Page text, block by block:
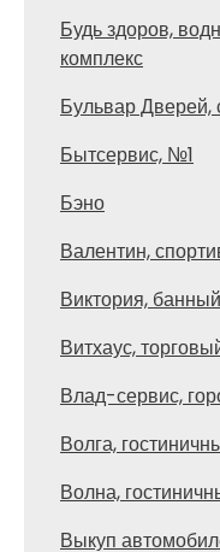
Будь здоров,
комплекс
Бульвар Дверей,
Бытсервис, №1
Бэно
Валентин,
Виктория,
Витхаус,
Влад-сервис,
Волга,
Волна,
Выкуп